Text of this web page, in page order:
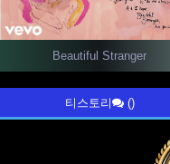
Beautiful Stranger
티스토리 ()